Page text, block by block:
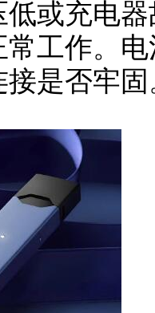
或充电
工作。
是否牢固